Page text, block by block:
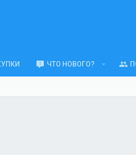
ЧТО НОВОГО?